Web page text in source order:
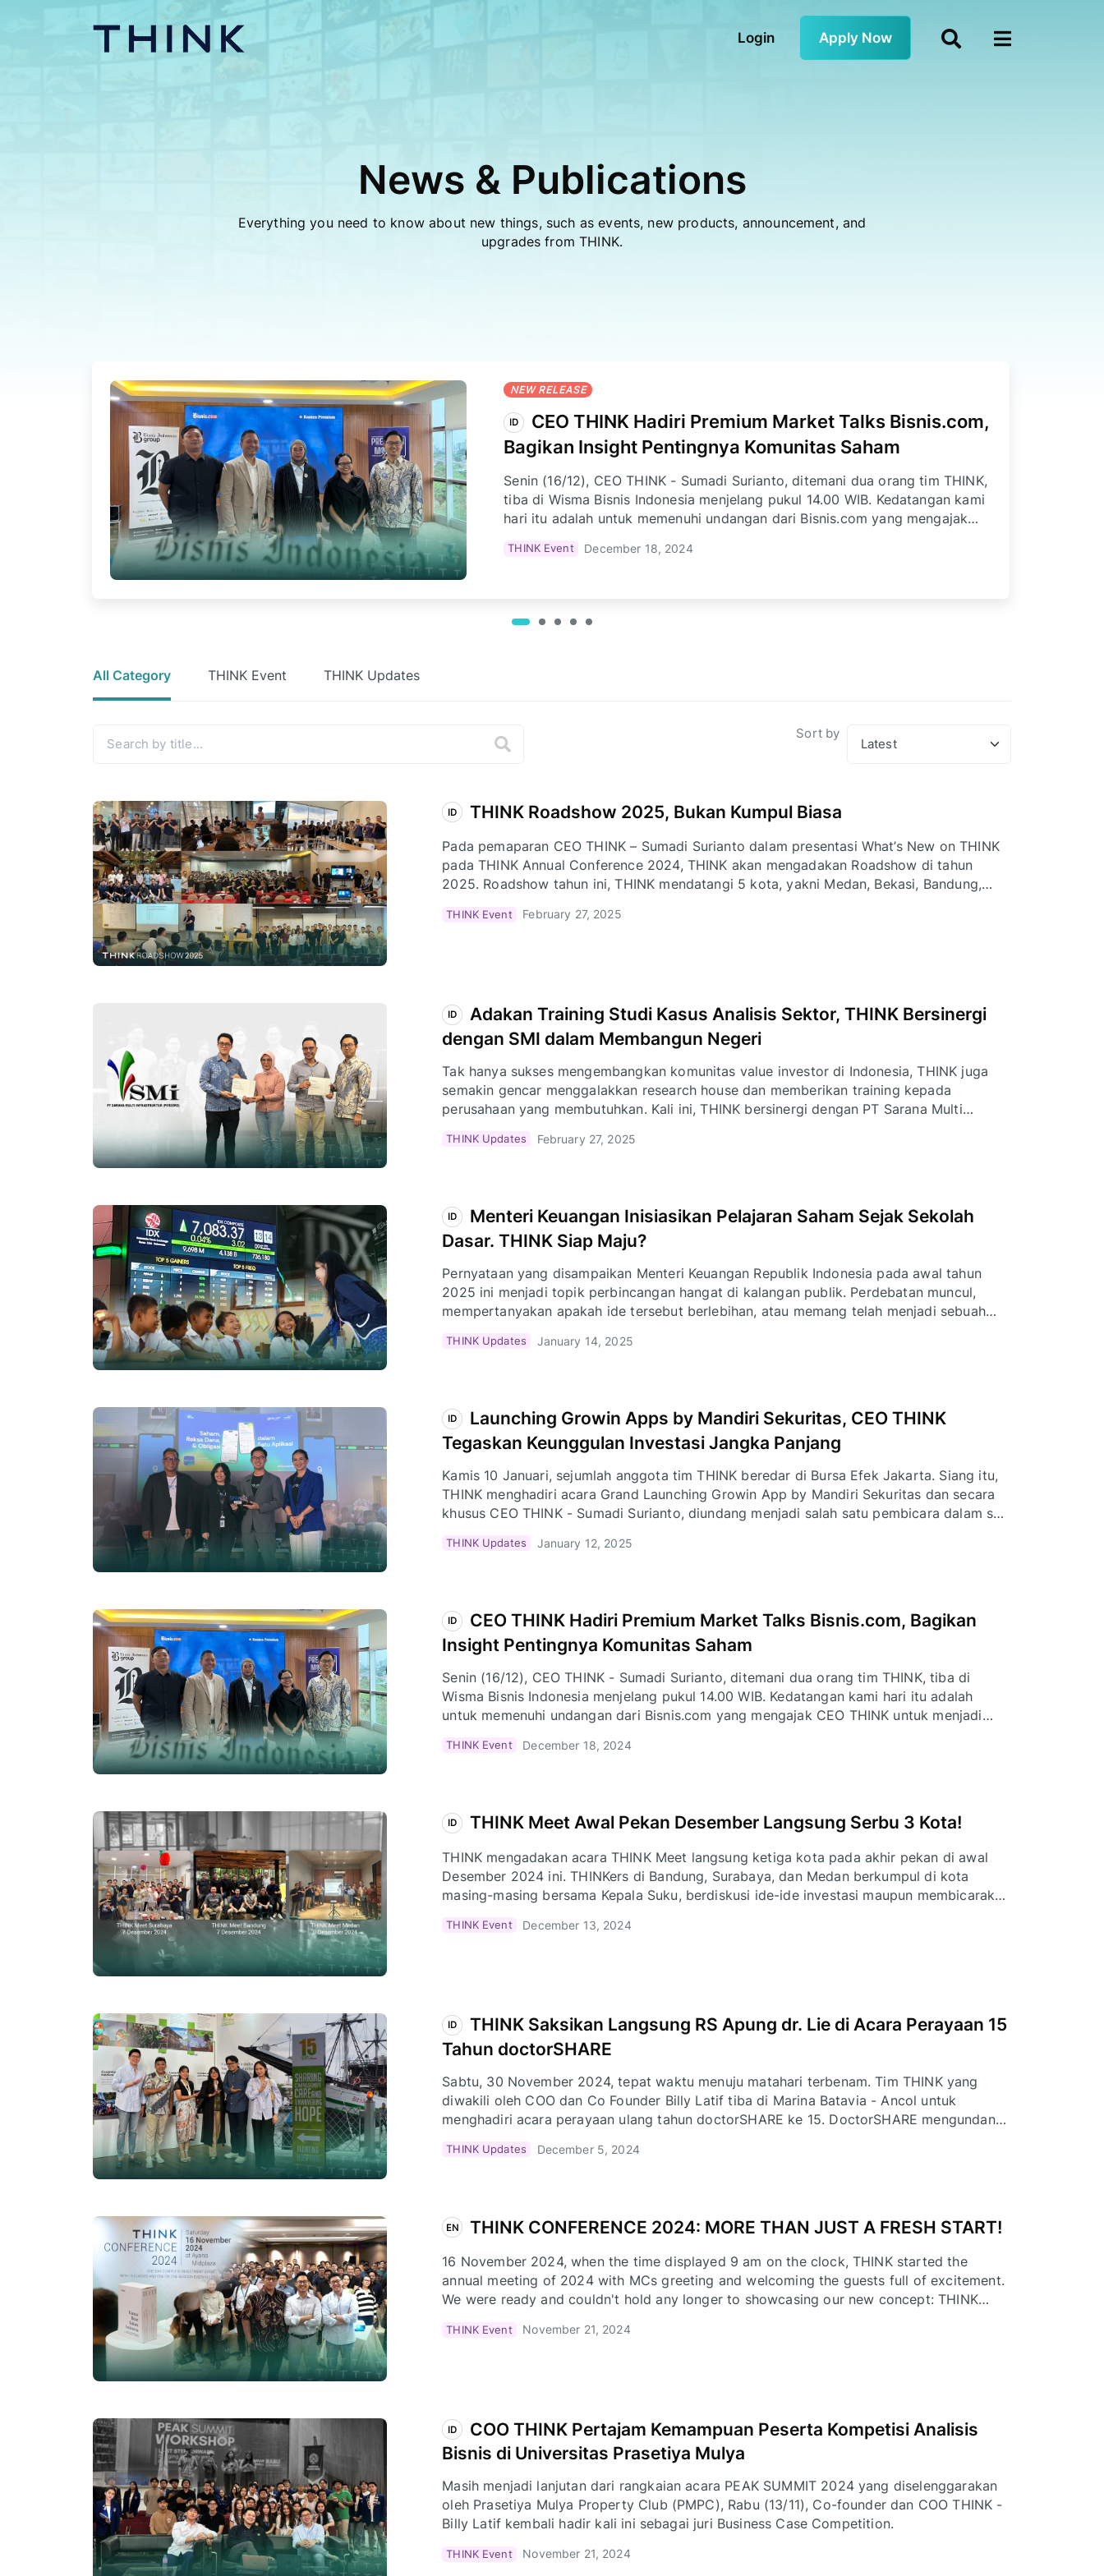
Login Apply Now
News & Publications
Everything you need to know about new things, such as events, new products, announcement, and
upgrades from THINK.
NEW RELEASE
ID
Adakan Training Studi Kasus Analisis Sektor, THINK
Bersinergi dengan SMI dalam Membangun Negeri
Tak hanya sukses mengembangkan komunitas value investor di Indonesia,
THINK juga semakin gencar menggalakkan research house dan memberikan
training kepada perusahaan yang membutuhkan. Kali ini, THINK bersinergi
sektor penting di Indonesia.
THINK Updates February 27, 2025
All Category THINK Event THINK Updates
Sort by
ID THINK Roadshow 2025, Bukan Kumpul Biasa
Pada pemaparan CEO THINK – Sumadi Surianto dalam presentasi What’s New on THINK
pada THINK Annual Conference 2024, THINK akan mengadakan Roadshow di tahun
2025. Roadshow tahun ini, THINK mendatangi 5 kota, yakni Medan, Bekasi, Bandung,
THINK Event February 27, 2025
ID
Adakan Training Studi Kasus Analisis Sektor, THINK Bersinergi
dengan SMI dalam Membangun Negeri
Tak hanya sukses mengembangkan komunitas value investor di Indonesia, THINK juga
semakin gencar menggalakkan research house dan memberikan training kepada
perusahaan yang membutuhkan. Kali ini, THINK bersinergi dengan PT Sarana Multi
THINK Updates February 27, 2025
ID
Menteri Keuangan Inisiasikan Pelajaran Saham Sejak Sekolah
Dasar. THINK Siap Maju?
Pernyataan yang disampaikan Menteri Keuangan Republik Indonesia pada awal tahun
2025 ini menjadi topik perbincangan hangat di kalangan publik. Perdebatan muncul,
mempertanyakan apakah ide tersebut berlebihan, atau memang telah menjadi sebuah
THINK Updates January 14, 2025
ID
Launching Growin Apps by Mandiri Sekuritas, CEO THINK
Tegaskan Keunggulan Investasi Jangka Panjang
Kamis 10 Januari, sejumlah anggota tim THINK beredar di Bursa Efek Jakarta. Siang itu,
THINK menghadiri acara Grand Launching Growin App by Mandiri Sekuritas dan secara
khusus CEO THINK - Sumadi Surianto, diundang menjadi salah satu pembicara dalam sesi
THINK Updates January 12, 2025
ID
CEO THINK Hadiri Premium Market Talks Bisnis.com, Bagikan
Insight Pentingnya Komunitas Saham
Senin (16/12), CEO THINK - Sumadi Surianto, ditemani dua orang tim THINK, tiba di
Wisma Bisnis Indonesia menjelang pukul 14.00 WIB. Kedatangan kami hari itu adalah
untuk memenuhi undangan dari Bisnis.com yang mengajak CEO THINK untuk menjadi
THINK Event December 18, 2024
ID THINK Meet Awal Pekan Desember Langsung Serbu 3 Kota!
THINK mengadakan acara THINK Meet langsung ketiga kota pada akhir pekan di awal
Desember 2024 ini. THINKers di Bandung, Surabaya, dan Medan berkumpul di kota
masing-masing bersama Kepala Suku, berdiskusi ide-ide investasi maupun membicarakan
keakraban.
THINK Event December 13, 2024
ID
THINK Saksikan Langsung RS Apung dr. Lie di Acara Perayaan 15
Tahun doctorSHARE
Sabtu, 30 November 2024, tepat waktu menuju matahari terbenam. Tim THINK yang
diwakili oleh COO dan Co Founder Billy Latif tiba di Marina Batavia - Ancol untuk
menghadiri acara perayaan ulang tahun doctorSHARE ke 15. DoctorSHARE mengundang
THINK Updates December 5, 2024
EN THINK CONFERENCE 2024: MORE THAN JUST A FRESH START!
16 November 2024, when the time displayed 9 am on the clock, THINK started the
annual meeting of 2024 with MCs greeting and welcoming the guests full of excitement.
We were ready and couldn't hold any longer to showcasing our new concept: THINK
THINK Event November 21, 2024
ID
COO THINK Pertajam Kemampuan Peserta Kompetisi Analisis
Bisnis di Universitas Prasetiya Mulya
Masih menjadi lanjutan dari rangkaian acara PEAK SUMMIT 2024 yang diselenggarakan
oleh Prasetiya Mulya Property Club (PMPC), Rabu (13/11), Co-founder dan COO THINK -
Billy Latif kembali hadir kali ini sebagai juri Business Case Competition.
THINK Event November 21, 2024